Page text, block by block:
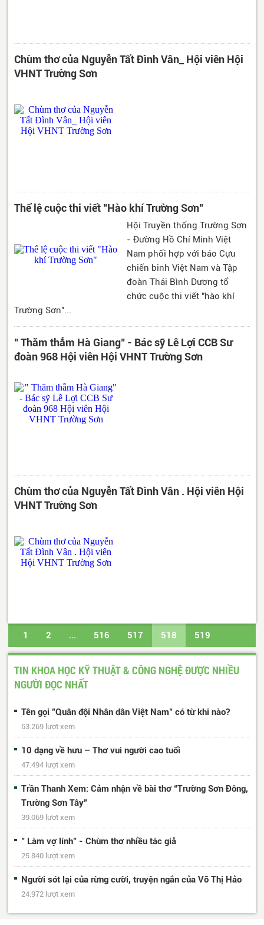
Chùm thơ của Nguyễn Tất Đình Vân_ Hội viên Hội
VHNT Trường Sơn
Thể lệ cuộc thi viết "Hào khí Trường Sơn"
Hội Truyền thống Trường Sơn
- Đường Hồ Chí Minh Việt
Nam phối hợp với báo Cựu
chiến binh Việt Nam và Tập
đoàn Thái Bình Dương tổ
chức cuộc thi viết "hào khí
Trường Sơn"...
" Thăm thẳm Hà Giang" - Bác sỹ Lê Lợi CCB Sư
đoàn 968 Hội viên Hội VHNT Trường Sơn
Chùm thơ của Nguyễn Tất Đình Vân . Hội viên Hội
VHNT Trường Sơn
1 2 ... 516 517 518 519
520 ... 617 618 Trang cuối
TIN KHOA HỌC KỸ THUẬT & CÔNG NGHỆ ĐƯỢC NHIỀU
NGƯỜI ĐỌC NHẤT
Tên gọi "Quân đội Nhân dân Việt Nam" có từ khi nào?
63.269 lượt xem
10 dạng về hưu – Thơ vui người cao tuổi
47.494 lượt xem
Trần Thanh Xem: Cảm nhận về bài thơ “Trường Sơn Đông,
Trường Sơn Tây”
39.069 lượt xem
" Làm vợ lính" - Chùm thơ nhiều tác giả
25.840 lượt xem
Người sót lại của rừng cười, truyện ngắn của Võ Thị Hảo
24.972 lượt xem